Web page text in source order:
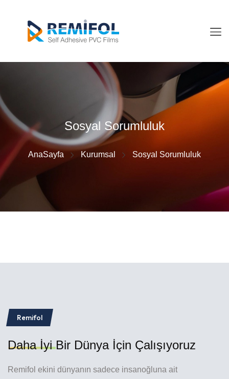
Sosyal Sorumluluk
AnaSayfa Kurumsal Sosyal Sorumluluk
Remifol
Daha İyiBir Dünya İçin Çalışıyoruz
Remifol ekini dünyanın sadece insanoğluna ait